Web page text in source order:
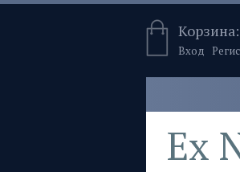
Корзина:
Вход
Ex